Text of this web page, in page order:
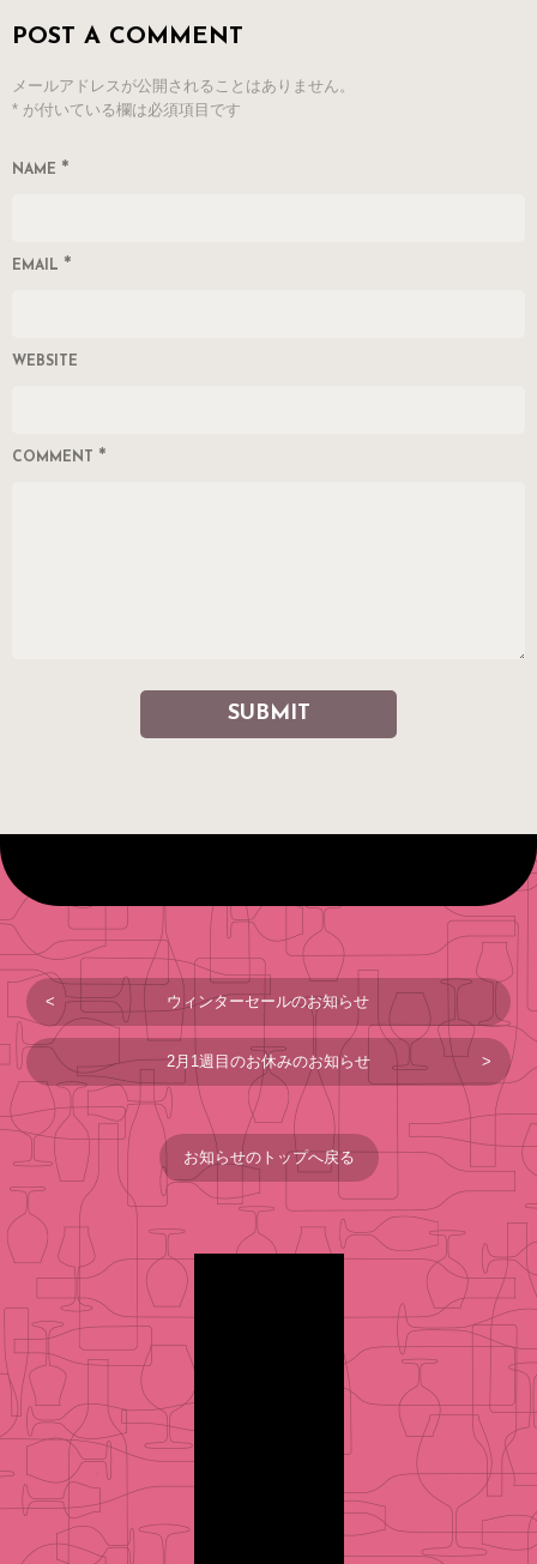
POST A COMMENT
メールアドレスが公開されることはありません。
* が付いている欄は必須項目です
NAME *
EMAIL *
WEBSITE
COMMENT *
ウィンターセールのお知らせ
2月1週目のお休みのお知らせ
お知らせのトップへ戻る